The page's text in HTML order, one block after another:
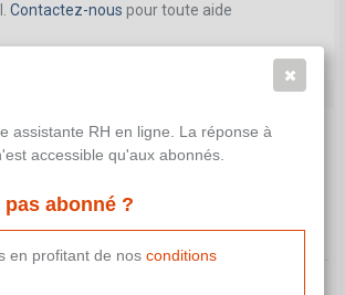
Contactez-nous pour toute aide
nombre de jours de vacances
qui passent d'un régime de
partiel à un régime de travail à
disponible dans le cadre de votre
assistante RH en ligne. La réponse à
accessible qu'aux abonnés.
abonné ?
en profitant de nos conditions